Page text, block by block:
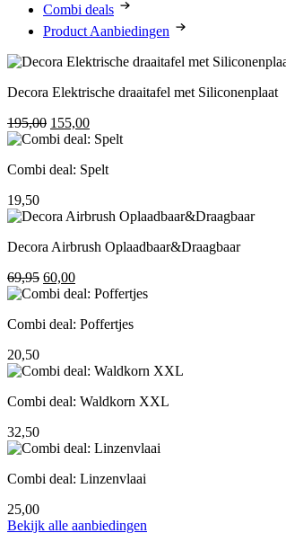
Combi deals
Product Aanbiedingen
Decora Elektrische draaitafel met Siliconenplaat
195,00 Oorspronkelijke
prijs
195,00.
155,00Huidige
prijs
155,00.
Combi deal: Spelt
19,50
Decora Airbrush Oplaadbaar&Draagbaar
69,95 Oorspronkelijke
prijs
69,95.
60,00Huidige
prijs
60,00.
Combi deal: Poffertjes
20,50
Combi deal: Waldkorn XXL
32,50
Combi deal: Linzenvlaai
25,00
Bekijk alle aanbiedingen